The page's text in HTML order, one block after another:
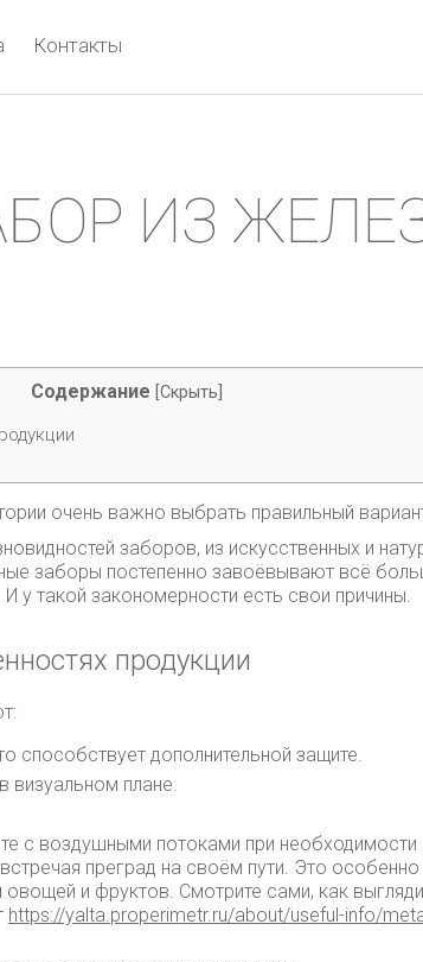
Контакты
ИЗ
Содержание Скрыть
очень важно выбрать правильный
заборов, из искусственных и
заборы постепенно завоёвывают всё
у такой закономерности есть свои причины.
продукции
способствует дополнительной защите.
визуальном плане.
с воздушными потоками при
преград на своём пути. Это
и фруктов. Смотрите сами, как
https://yalta.properimetr.ru/about/useful-info/